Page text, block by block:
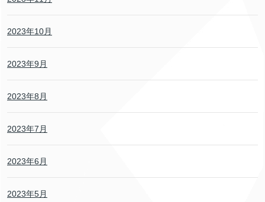
2023年10月
2023年9月
2023年8月
2023年7月
2023年6月
2023年5月